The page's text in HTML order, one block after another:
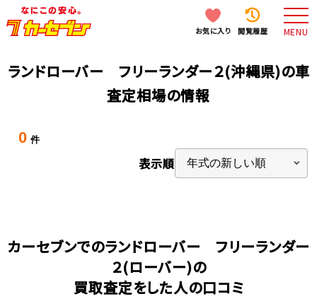
お気に入り 閲覧履歴 MENU
ランドローバー フリーランダー２(沖縄県)の車
査定相場の情報
0 件
表示順
カーセブンでのランドローバー フリーランダー
２(ローバー)の
買取査定をした人の口コミ